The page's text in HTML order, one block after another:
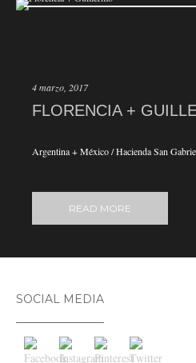
4 marzo, 2017
FLORENCIA +
Argentina + México / Hacienda San
READ MORE
SOCIAL MEDIA